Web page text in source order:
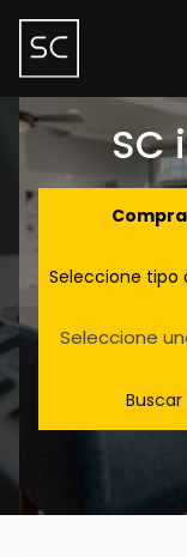
SC
Seleccione tipo
Seleccione
Buscar